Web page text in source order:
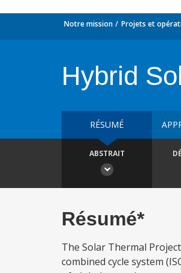
Notre mission Projets et
Hybrid
RÉSUMÉ
ABSTRAIT
Résumé*
The Solar Thermal
combined cycle system